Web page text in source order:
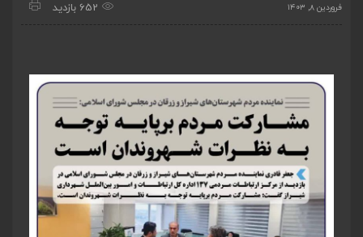
فروردین ۸, ۱۴۰۳ 652 بازدید